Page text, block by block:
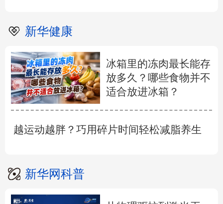
新华健康
冰箱里的冻肉最长能存
放多久？哪些食物并不
适合放进冰箱？
越运动越胖？巧用碎片时间轻松减脂养生
新华网科普